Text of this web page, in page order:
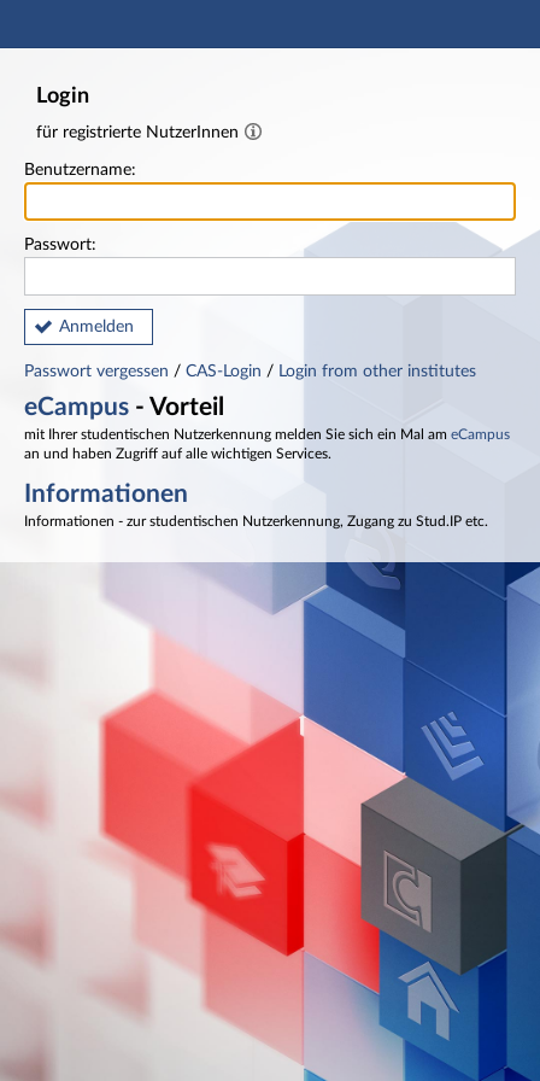
Hauptnavigation
Login
für registrierte NutzerInnen
Benutzername:
Passwort:
Anmelden
Passwort vergessen / CAS-Login / Login from other institutes
eCampus - Vorteil
mit Ihrer studentischen Nutzerkennung melden Sie sich ein Mal am eCampus
an und haben Zugriff auf alle wichtigen Services.
Informationen
Informationen - zur studentischen Nutzerkennung, Zugang zu Stud.IP etc.